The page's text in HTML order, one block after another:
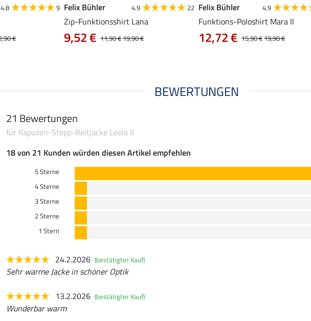
4.8 9
€
Felix Bühler 4.9 22
Zip-Funktionsshirt Lana
11,90 €19,90 €
9,52 €
Felix Bühler 4.9
Funktions-Poloshirt Mara II
15,90 €19,90 €
12,72 €
BEWERTUNGEN
21 Bewertungen
für Kapuzen-Stepp-Reitjacke Leela II
18 von 21 Kunden würden diesen Artikel empfehlen
5 Sterne
4 Sterne
3 Sterne
2 Sterne
1 Stern
24.2.2026 (bestätigter Kauf)
Sehr warme Jacke in schöner Optik
13.2.2026 (bestätigter Kauf)
Wunderbar warm